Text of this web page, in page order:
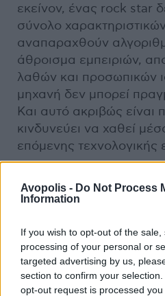
Avopolis - Do Not Process
Information
If you wish to opt-out of the
processing of your personal or
targeted advertising by us,
section to confirm your
opt-out request is processed
εκείνον, ένας rock star
σύνολο
αναπαραχθούν
άθροισμα εμπειριών,
λαθών και προσωπικών
μηχανή δεν μπορεί
Και αυτό ακριβώς είναι
κινδυνεύει να χαθεί
επόμενης